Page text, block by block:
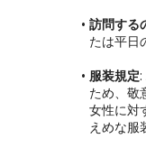
訪問する
たは平日
服装規定:
ため、敬
女性に対
えめな服